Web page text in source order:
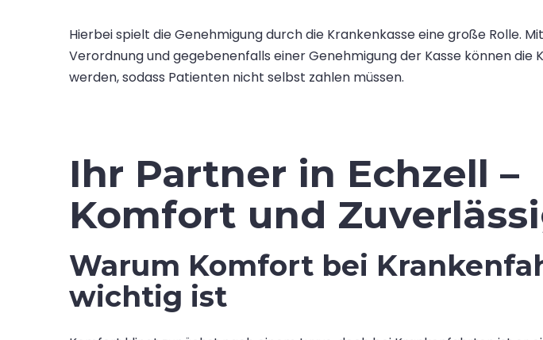
Hierbei spielt die Genehmigung durch die Krankenkasse eine große Rolle.
Verordnung und gegebenenfalls einer Genehmigung der Kasse können die
werden, sodass Patienten nicht selbst zahlen müssen.
Ihr Partner in Echzell –
Komfort und
Warum Komfort bei
wichtig ist